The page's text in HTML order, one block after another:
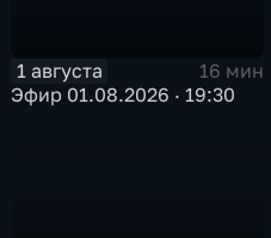
1 августа
16 мин
Эфир 01.08.2026 · 19:30